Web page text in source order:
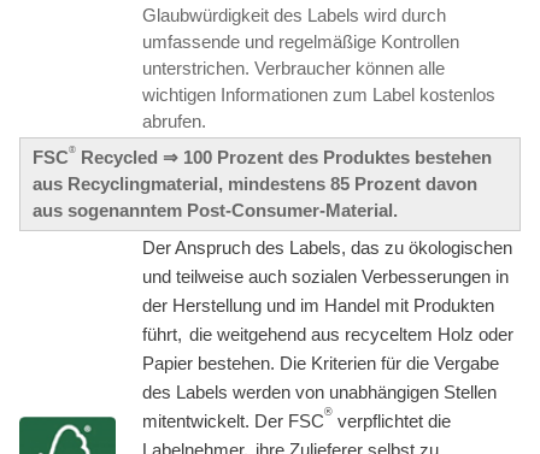
Glaubwürdigkeit des Labels wird durch
umfassende und regelmäßige Kontrollen
unterstrichen. Verbraucher können alle
wichtigen Informationen zum Label kostenlos
abrufen.
FSC®
Recycled ⇒ 100 Prozent des Produktes bestehen
aus Recyclingmaterial, mindestens 85 Prozent davon
aus sogenanntem Post-Consumer-Material.
Der Anspruch des Labels, das zu ökologischen
und teilweise auch sozialen Verbesserungen in
der Herstellung und im Handel mit Produkten
führt, die weitgehend aus recyceltem Holz oder
Papier bestehen. Die Kriterien für die Vergabe
des Labels werden von unabhängigen Stellen
mitentwickelt. Der FSC® verpflichtet die